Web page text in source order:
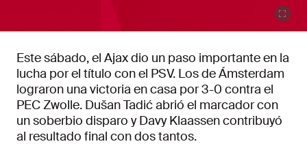
Este sábado, el Ajax dio un paso importante en la
lucha por el título con el PSV. Los de Ámsterdam
lograron una victoria en casa por 3-0 contra el
PEC Zwolle. Dušan Tadić abrió el marcador con
un soberbio disparo y Davy Klaassen contribuyó
al resultado final con dos tantos.